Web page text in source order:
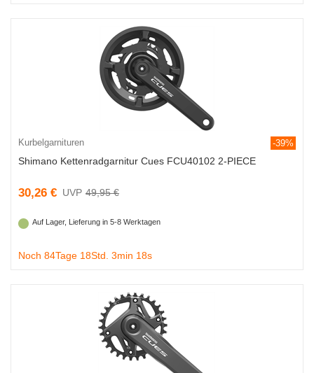
Kurbelgarnituren -39%
Shimano Kettenradgarnitur Cues FCU40102 2-PIECE
30,26 € 49,95 €
Auf Lager, Lieferung in 5-8 Werktagen
Noch 84Tage 18Std. 3min 18s